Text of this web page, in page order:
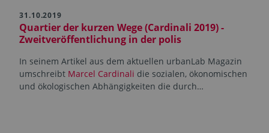
31.10.2019
Quartier der kurzen Wege (Cardinali 2019) -
Zweitveröffentlichung in der polis
In seinem Artikel aus dem aktuellen urbanLab Magazin
umschreibt Marcel Cardinali die sozialen, ökonomischen
und ökologischen Abhängigkeiten die durch…